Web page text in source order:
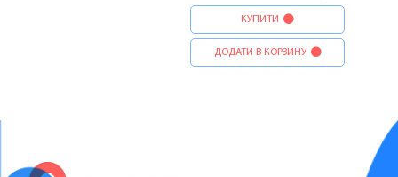
КУПИТИ
ДОДАТИ В КОРЗИНУ